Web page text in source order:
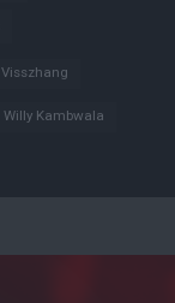
Visszhang
Willy Kambwala